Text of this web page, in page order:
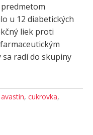
u 12 diabetických
liek proti
sa radí do skupiny
avastin, cukrovka,